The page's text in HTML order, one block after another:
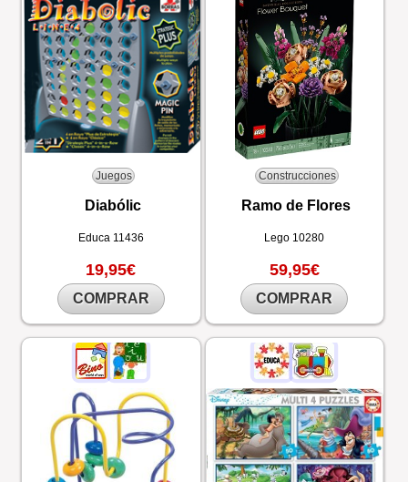
Juegos
Diabólic
Educa 11436
19,95€
COMPRAR
Construcciones
Ramo de Flores
Lego 10280
59,95€
COMPRAR